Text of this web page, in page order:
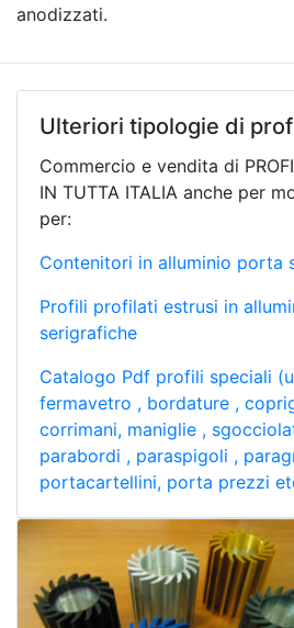
anodizzati.
Ulteriori tipologie di
Commercio e vendita di
IN TUTTA ITALIA anche per
per:
Contenitori in alluminio porta
Profili profilati estrusi in
serigrafiche
Catalogo Pdf profili speciali
fermavetro , bordature ,
corrimani, maniglie ,
parabordi , paraspigoli ,
portacartellini, porta prezzi